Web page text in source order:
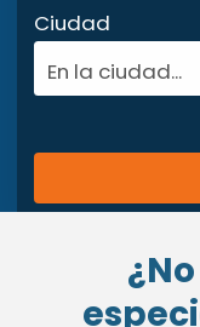
Ciudad
En la ciudad...